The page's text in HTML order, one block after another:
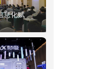
息化赋